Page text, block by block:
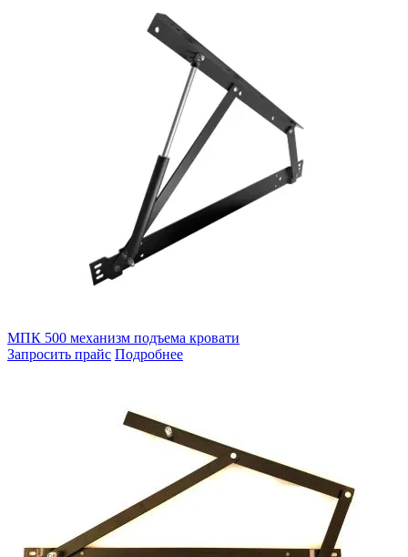
МПК 500 механизм подъема кровати
Запросить прайс Подробнее